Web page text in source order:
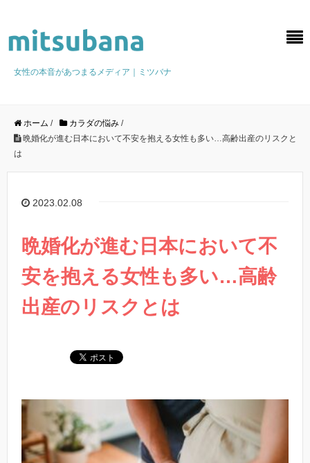
女性の本音があつまるメディア｜ミツバナ
ホーム / カラダの悩み /
晩婚化が進む日本において不安を抱える女性も多い…高齢出産のリスクと
は
2023.02.08
晩婚化が進む日本において不
安を抱える女性も多い…高齢
出産のリスクとは